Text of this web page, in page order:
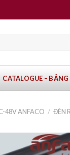
CATALOGUE –
48V ANFACO / ĐÈN